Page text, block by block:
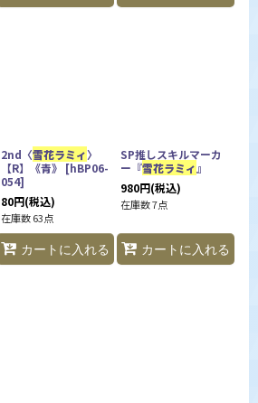
2nd〈雪花ラミィ〉
【R】《青》 [hBP06-
054]
80円(税込)
在庫数 63点
カートに入れる
SP推しスキルマーカ
ー『雪花ラミィ 』
980円(税込)
在庫数 7点
カートに入れる